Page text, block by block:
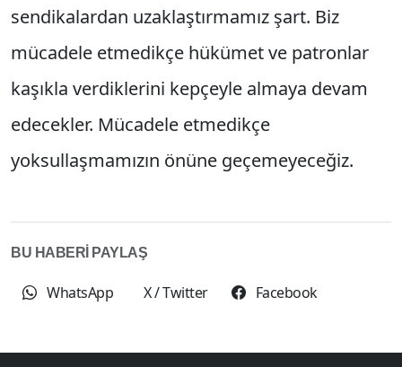
sendikalardan uzaklaştırmamız şart. Biz
mücadele etmedikçe hükümet ve patronlar
kaşıkla verdiklerini kepçeyle almaya devam
edecekler. Mücadele etmedikçe
yoksullaşmamızın önüne geçemeyeceğiz.
BU HABERİ PAYLAŞ
WhatsApp X / Twitter Facebook